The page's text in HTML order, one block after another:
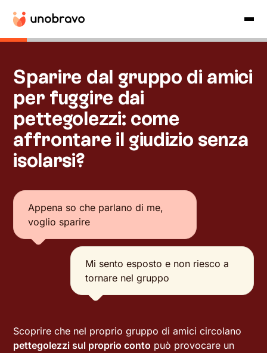
Sparire dal gruppo di amici
per fuggire dai
pettegolezzi: come
affrontare il giudizio senza
isolarsi?
Appena so che parlano di me,
voglio sparire
Mi sento esposto e non riesco a
tornare nel gruppo
Scoprire che nel proprio gruppo di amici circolano
pettegolezzi sul proprio conto può provocare un